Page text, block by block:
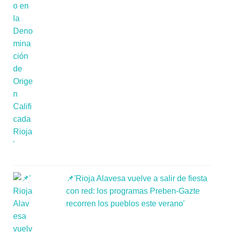
📌'Rioja Alavesa vuelve a salir de fiesta
con red: los programas Preben-Gazte
recorren los pueblos este verano'